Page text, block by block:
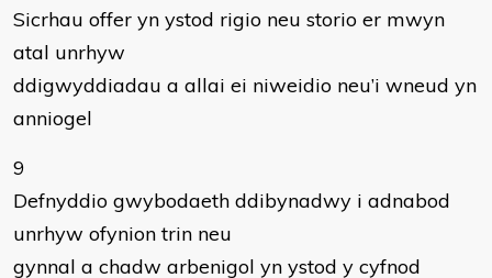
Sicrhau offer yn ystod rigio neu storio er mwyn
atal unrhyw
ddigwyddiadau a allai ei niweidio neu’i wneud yn
anniogel
9
Defnyddio gwybodaeth ddibynadwy i adnabod
unrhyw ofynion trin neu
gynnal a chadw arbenigol yn ystod y cyfnod